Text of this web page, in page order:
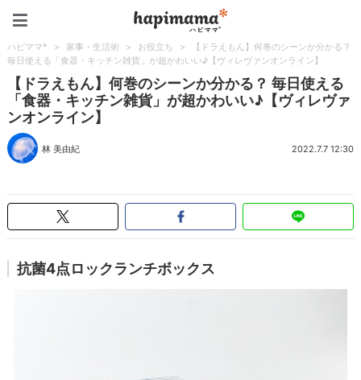
ハピママ* > 家事・生活術 > お役立ち >
【ドラえもん】何巻のシーンか分かる？
毎日使える「食器・キッチン雑貨」が超かわいい♪【ヴィレヴァンオンライン】
【ドラえもん】何巻のシーンか分かる？ 毎日使える
「食器・キッチン雑貨」が超かわいい♪【ヴィレヴァ
ンオンライン】
林 美由紀 2022.7.7 12:30
抗菌4点ロックランチボックス